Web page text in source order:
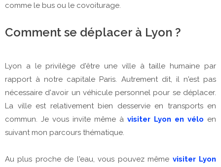
comme le bus ou le covoiturage.
Comment se déplacer à Lyon ?
Lyon a le privilège d'être une ville à taille humaine par
rapport à notre capitale Paris. Autrement dit, il n'est pas
nécessaire d'avoir un véhicule personnel pour se déplacer.
La ville est relativement bien desservie en transports en
commun. Je vous invite même à visiter Lyon en vélo en
suivant mon parcours thématique.
Au plus proche de l'eau, vous pouvez même visiter Lyon